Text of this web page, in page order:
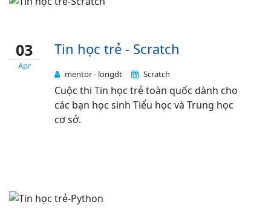
03
Apr
Tin học trẻ - Scratch
mentor - longdt Scratch
Cuộc thi Tin học trẻ toàn quốc dành cho
các bạn học sinh Tiểu học và Trung học
cơ sở.